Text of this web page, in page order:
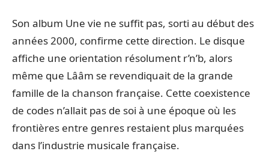
Son album Une vie ne suffit pas, sorti au début des
années 2000, confirme cette direction. Le disque
affiche une orientation résolument r’n’b, alors
même que Lââm se revendiquait de la grande
famille de la chanson française. Cette coexistence
de codes n’allait pas de soi à une époque où les
frontières entre genres restaient plus marquées
dans l’industrie musicale française.